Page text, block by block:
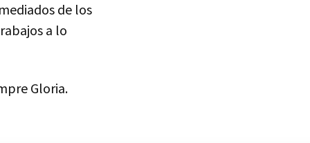
de los
a lo
Gloria.